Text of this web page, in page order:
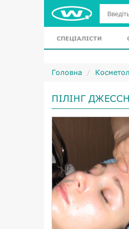
СПЕЦІАЛІСТИ
Головна
ПІЛІНГ